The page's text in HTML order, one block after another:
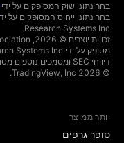
בחר נתוני שוק המסופקים על ידי
Research Systems Inc.‏
מסופק על ידי FactSet Research Systems Inc. כל הזכויות שמורות.
דיווחי SEC ומסמכים נוספים מסופקים על ידי
© 2026 ‏TradingView, Inc.‏
יותר ממוצר
סופר גרפים